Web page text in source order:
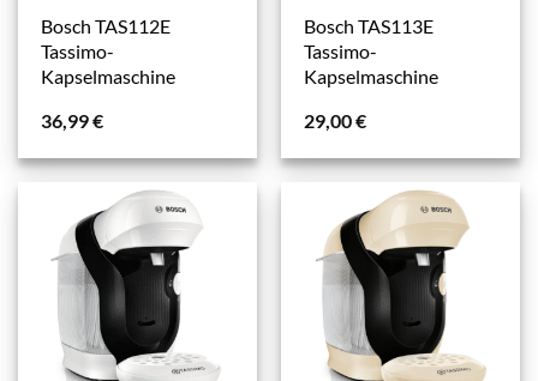
Bosch TAS112E
Tassimo-
Kapselmaschine
36,99€
Bosch TAS113E
Tassimo-
Kapselmaschine
29,00€